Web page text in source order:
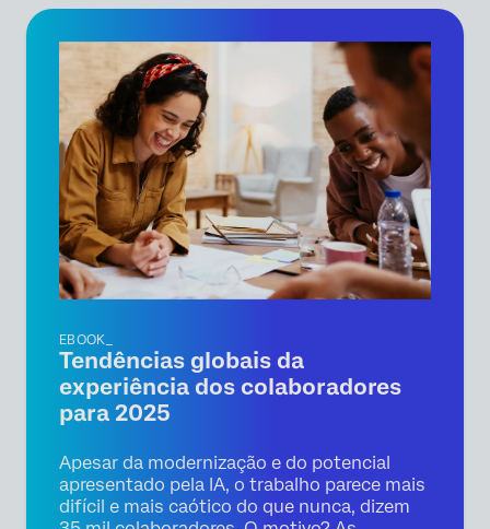
EBOOK_
Tendências globais da
experiência dos colaboradores
para 2025
Apesar da modernização e do potencial
apresentado pela IA, o trabalho parece mais
difícil e mais caótico do que nunca, dizem